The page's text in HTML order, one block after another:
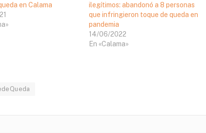
en Calama
ilegítimos: abandonó a 8 personas
que infringieron toque de queda en
pandemia
14/06/2022
En «Calama»